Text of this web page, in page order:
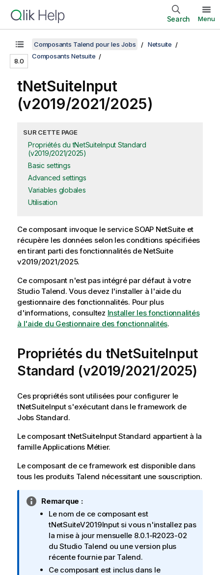
Search Menu
8.0
Composants Talend pour les Jobs
Netsuite
Composants Netsuite
tNetSuiteInput
(v2019/2021/2025)
SUR CETTE PAGE
Propriétés du tNetSuiteInput Standard
(v2019/2021/2025)
Basic settings
Advanced settings
Variables globales
Utilisation
Ce composant invoque le service SOAP NetSuite et
récupère les données selon les conditions spécifiées
en tirant parti des fonctionnalités de NetSuite
v2019/2021/2025.
Ce composant n'est pas intégré par défaut à votre
Studio Talend. Vous devez l'installer à l'aide du
gestionnaire des fonctionnalités. Pour plus
d'informations, consultez Installer les fonctionnalités
à l'aide du Gestionnaire des fonctionnalités.
Propriétés du tNetSuiteInput
Standard (v2019/2021/2025)
Ces propriétés sont utilisées pour configurer le
tNetSuiteInputs'exécutant dans le framework de
Jobs Standard.
Le composanttNetSuiteInputStandard appartient à la
familleApplications Métier.
Le composant de ce framework est disponible dans
tous les produits Talend nécessitant une souscription.
N
o
Remarque :
Le nom de ce composant est
tNetSuiteV2019Input si vous n'installez pas
la mise à jour mensuelle 8.0.1-R2023-02
duStudio Talend ou une version plus
récente fournie par Talend.
Ce composant est inclus dans le